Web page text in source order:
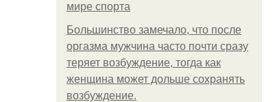
мире спорта
Большинство замечало, что после
оргазма мужчина часто почти сразу
теряет возбуждение, тогда как
женщина может дольше сохранять
возбуждение.